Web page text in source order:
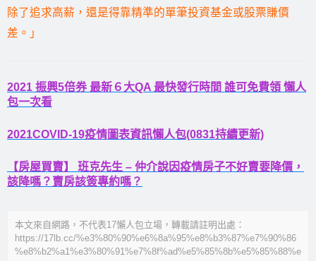
除了追求高薪，還是得靠精準的單筆投資基金或股票賺價
差。」
2021 振興5倍券 最新６大QA 最快發行時間 誰可免費領 懶人
包一次看
2021COVID-19疫情圖表資訊懶人包(0831持續更新)
【房屋買賣】 班克先生 – 仲介說因疫情房子不好賣要降價，
該降嗎？賣房該簽專約嗎？
本文來自網路，不代表17懶人包立場，轉載請註明出處：
https://17lb.cc/%e3%80%90%e6%8a%95%e8%b3%87%e7%90%86
%e8%b2%a1%e3%80%91%e7%8f%ad%e5%85%8b%e5%85%88%e